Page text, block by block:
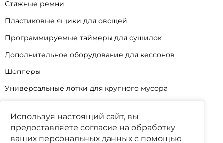
Стяжные ремни
Пластиковые ящики для овощей
Программируемые таймеры для сушилок
Дополнительное оборудование для кессонов
Шопперы
Универсальные лотки для крупного мусора
Уцененные товары
Используя настоящий сайт, вы
предоставляете согласие на обработку
ваших персональных данных с помощью